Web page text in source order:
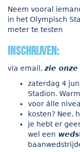
Neem vooral
in het Olympisch
meter te testen
Inschrijven:
via email, zie
zaterdag 4
Stadion.
voor álle
kosten? Nee,
je hebt er
wel een